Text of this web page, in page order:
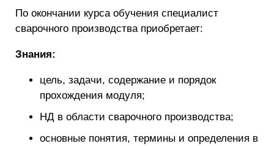
По окончании курса обучения специалист
сварочного производства приобретает:
Знания:
цель, задачи, содержание и порядок
прохождения модуля;
НД в области сварочного производства;
основные понятия, термины и определения в